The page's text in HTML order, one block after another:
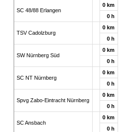
SC 48/88 Erlangen
0 km
0 h
TSV Cadolzburg
0 km
0 h
SW Nürnberg Süd
0 km
0 h
SC NT Nürnberg
0 km
0 h
Spvg Zabo-Eintracht Nürnberg
0 km
0 h
SC Ansbach
0 km
0 h